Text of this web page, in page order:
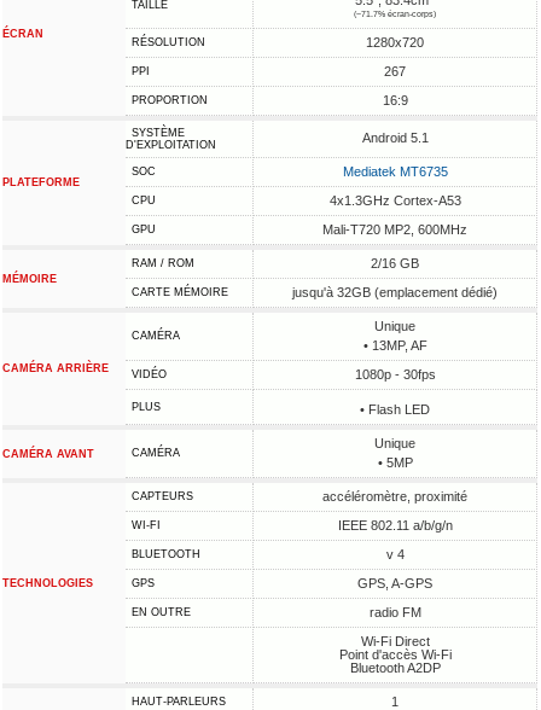
ÉCRAN
TAILLE
(~71.7% écran-corps)
RÉSOLUTION 1280x720
PPI 267
PROPORTION 16:9
PLATEFORME
SYSTÈME
D'EXPLOITATION
Android 5.1
SOC Mediatek MT6735
CPU 4x1.3GHz Cortex-A53
GPU Mali-T720 MP2, 600MHz
MÉMOIRE
RAM / ROM 2/16 GB
CARTE MÉMOIRE jusqu'à 32GB (emplacement dédié)
CAMÉRA ARRIÈRE
CAMÉRA
Unique
• 13MP, AF
VIDÉO 1080p - 30fps
PLUS • Flash LED
CAMÉRA AVANT CAMÉRA
Unique
• 5MP
TECHNOLOGIES
CAPTEURS accéléromètre, proximité
WI-FI IEEE 802.11 a/b/g/n
BLUETOOTH v 4
GPS GPS, A-GPS
EN OUTRE
radio FM
Wi-Fi Direct
Point d'accès Wi-Fi
Bluetooth A2DP
HAUT-PARLEURS 1